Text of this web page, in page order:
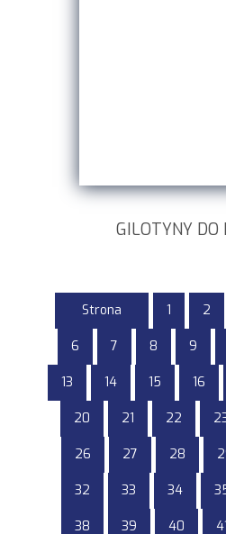
GILOTYNY DO
Strona 1 2
6 7 8 9
13 14 15 16
20 21 22
26 27 28
32 33 34
38 39 40